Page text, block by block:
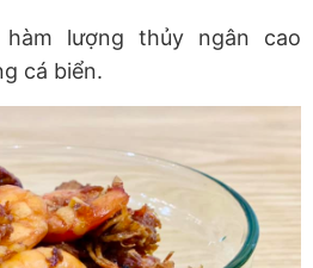
lượng thủy ngân cao
cá biển.